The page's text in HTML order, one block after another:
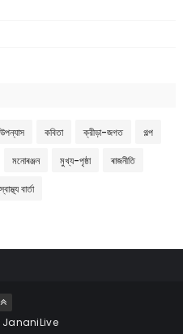
উপন্যাস কবিতা ক্রীড়া-জগত গল্প
মনোৰঞ্জন মুখ্য-পৃষ্ঠা ৰাজনীতি
বাৰ্তা
JananiLive